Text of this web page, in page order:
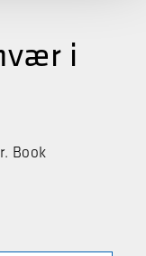
i
Book